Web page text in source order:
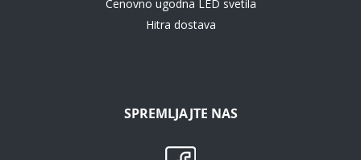
Cenovno ugodna LED svetila
Hitra dostava
SPREMLJAJTE NAS